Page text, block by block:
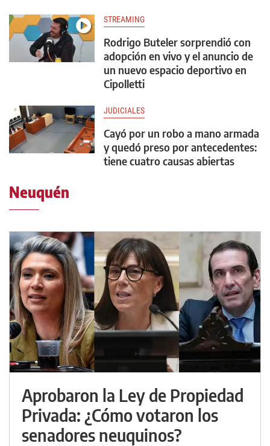
STREAMING
Rodrigo Buteler sorprendió con
adopción en vivo y el anuncio de
un nuevo espacio deportivo en
Cipolletti
JUDICIALES
Cayó por un robo a mano armada
y quedó preso por antecedentes:
tiene cuatro causas abiertas
Neuquén
Aprobaron la Ley de Propiedad
Privada: ¿Cómo votaron los
senadores neuquinos?